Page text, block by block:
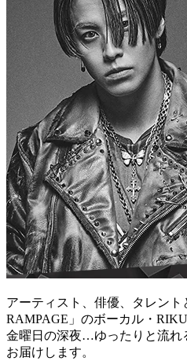
アーティスト、俳優、タレン
RAMPAGE」のボーカル・RIKU
金曜日の深夜…ゆったりと流れ
お届けします。